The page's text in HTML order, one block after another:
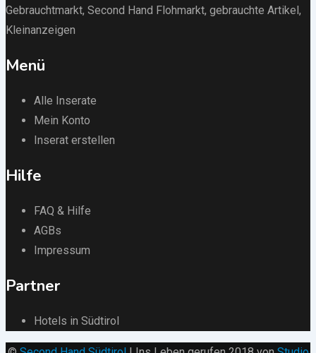
Gebrauchtmarkt, Second Hand Flohmarkt, gebrauchte Artikel ,
Kleinanzeigen
Menü
Alle Inserate
Mein Konto
Inserat erstellen
Hilfe
FAQ & Hilfe
AGBs
Impressum
Partner
Hotels in Südtirol